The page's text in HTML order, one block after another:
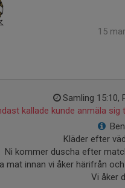
15
Samling 15:10,
kallade kunde anmäla
Kläder efter
Ni kommer duscha efter
mat innan vi åker härifrån
Vi åker